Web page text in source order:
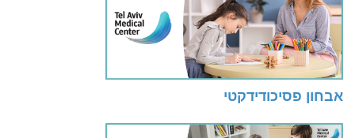
אבחון פסיכודידקטי